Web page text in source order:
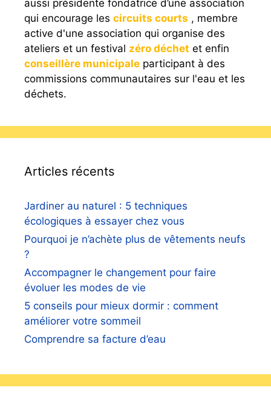
aussi présidente fondatrice d’une association
qui encourage les circuits courts , membre
active d'une association qui organise des
ateliers et un festival zéro déchet et enfin
conseillère municipale participant à des
commissions communautaires sur l'eau et les
déchets.
Articles récents
Jardiner au naturel : 5 techniques
écologiques à essayer chez vous
Pourquoi je n’achète plus de vêtements neufs
?
Accompagner le changement pour faire
évoluer les modes de vie
5 conseils pour mieux dormir : comment
améliorer votre sommeil
Comprendre sa facture d’eau